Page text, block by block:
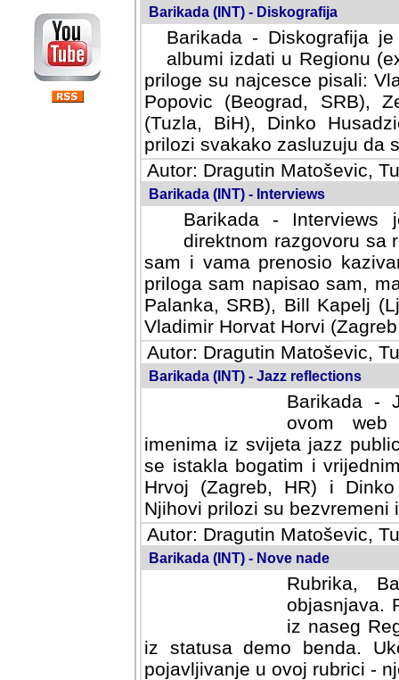
Barikada (INT) - Diskografija
Barikada - Diskografija
albumi izdati u Regionu
priloge su najcesce pisali:
Popovic (Beograd, SRB),
(Tuzla, BiH), Dinko
prilozi svakako zasluzuju da
Autor: Dragutin Matoševic,
Barikada (INT) - Interviews
Barikada -
direktnom razgovoru sa
sam i vama prenosio
priloga sam napisao sam,
Palanka, SRB), Bill Kapelj
Vladimir Horvat Horvi
Autor: Dragutin Matoševic,
Barikada (INT) - Jazz reflections
Barikada -
ovom web
imenima iz svijeta jazz
se istakla bogatim i
Hrvoj (Zagreb, HR) i
Njihovi prilozi su bezvremeni
Autor: Dragutin Matoševic,
Barikada (INT) - Nove nade
Rubrika,
objasnjava.
iz naseg
iz statusa demo benda.
pojavljivanje u ovoj rubrici -